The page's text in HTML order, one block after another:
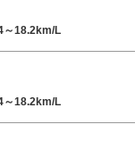
～18.2km/L
～18.2km/L